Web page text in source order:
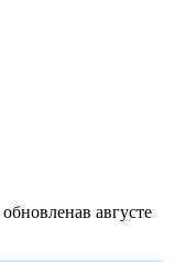
обновленав августе